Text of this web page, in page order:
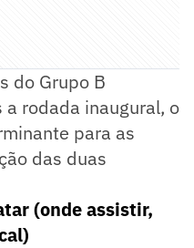
do Grupo B
rodada inaugural, o
para as
das duas
(onde assistir,